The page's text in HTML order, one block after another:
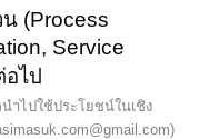
(Process
Service
อไป
ำไปใช้ประโยชน์ในเชิง
)